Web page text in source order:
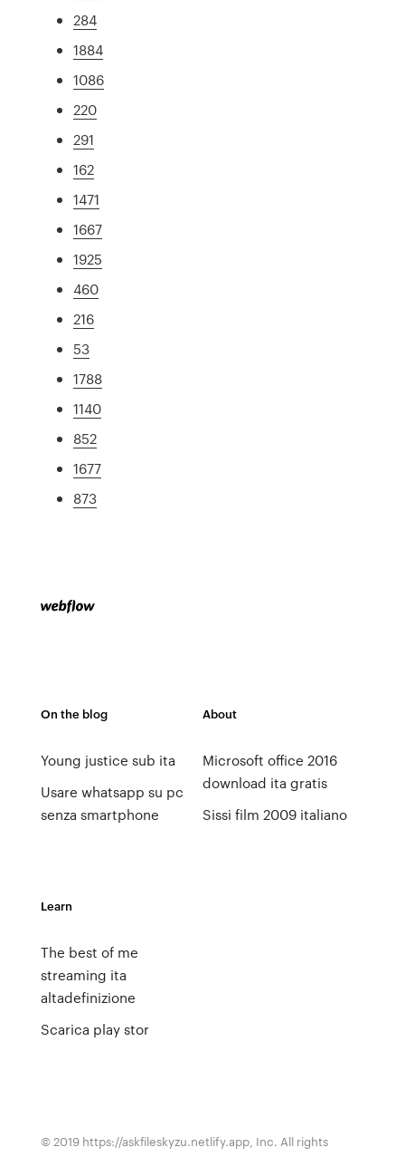
284
1884
1086
220
291
162
1471
1667
1925
460
216
53
1788
1140
852
1677
873
On the blog
Young justice sub ita
Usare whatsapp su pc
senza smartphone
About
Microsoft office 2016
download ita gratis
Sissi film 2009 italiano
Learn
The best of me
streaming ita
altadefinizione
Scarica play stor
© 2019 https://askfileskyzu.netlify.app, Inc. All rights